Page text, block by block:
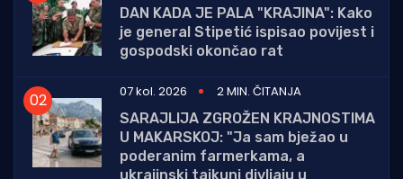
DAN KADA JE PALA "KRAJINA": Kako
je general Stipetić ispisao povijest i
gospodski okončao rat
07 kol. 2026
2 MIN. ČITANJA
SARAJLIJA ZGROŽEN KRAJNOSTIMA
U MAKARSKOJ: "Ja sam bježao u
poderanim farmerkama, a
ukrajinski tajkuni divljaju u